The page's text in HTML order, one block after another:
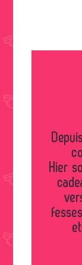
Depuis longtemps je harcèle ma
Hier